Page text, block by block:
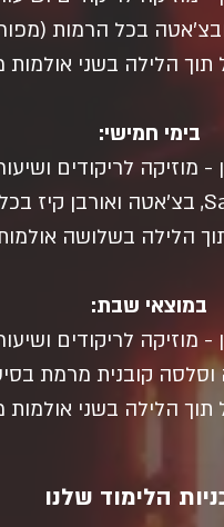
בימי חמישי:
במוצאי שבת:
הלימוד שלנו